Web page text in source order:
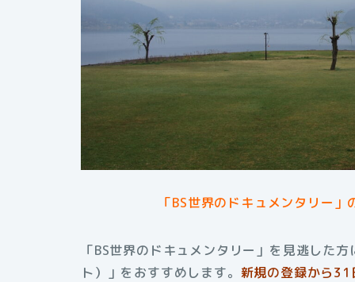
「BS世界のドキュメンタリー」
「BS世界のドキュメンタリー」を見逃した
ト）」をおすすめします。 新規の登録から